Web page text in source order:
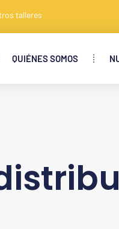
talleres
QUIÉNES SOMOS